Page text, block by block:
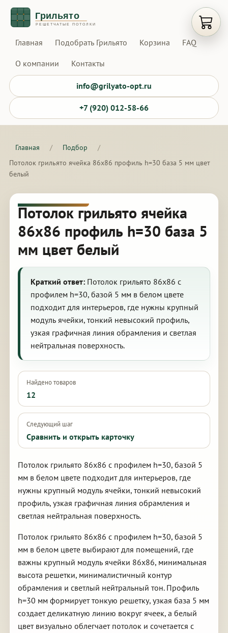
Главная Подобрать Грильято Корзина FAQ
О компании Контакты
info@grilyato-opt.ru
+7 (920) 012-58-66
Главная / Подбор
/
Потолок грильято ячейка 86х86 профиль h=30 база 5 мм цвет
белый
Потолок грильято ячейка
86х86 профиль h=30 база 5
мм цвет белый
Краткий ответ:Потолок грильято 86х86 с
профилем h=30, базой 5 мм в белом цвете
подходит для интерьеров, где нужны крупный
модуль ячейки, тонкий невысокий профиль,
узкая графичная линия обрамления и светлая
нейтральная поверхность.
Найдено товаров
12
Следующий шаг
Сравнить и открыть карточку
Потолок грильято 86х86 с профилем h=30, базой 5
мм в белом цвете подходит для интерьеров, где
нужны крупный модуль ячейки, тонкий невысокий
профиль, узкая графичная линия обрамления и
светлая нейтральная поверхность.
Потолок грильято 86х86 с профилем h=30, базой 5
мм в белом цвете выбирают для помещений, где
важны крупный модуль ячейки 86х86, минимальная
высота решетки, минималистичный контур
обрамления и светлый нейтральный тон. Профиль
h=30 мм формирует тонкую решетку, узкая база 5 мм
создает деликатную линию вокруг ячеек, а белый
цвет визуально облегчает потолок и сочетается с